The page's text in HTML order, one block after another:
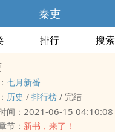
秦吏
排行 搜索
七月新番
历史 / 排行榜 / 完结
间： 2021-06-15 04:10:08
节： 新书，来了！